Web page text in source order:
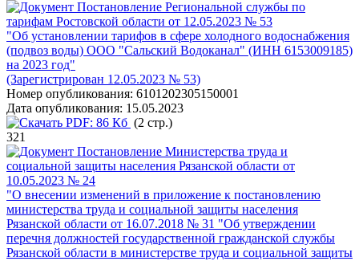
Постановление Региональной службы по
тарифам Ростовской области от 12.05.2023 № 53
"Об установлении тарифов в сфере холодного водоснабжения
(подвоз воды) ООО "Сальский Водоканал" (ИНН 6153009185)
на 2023 год"
(Зарегистрирован 12.05.2023 № 53)
Номер опубликования: 6101202305150001
Дата опубликования: 15.05.2023
PDF: 86 Кб (2 стр.)
321
Постановление Министерства труда и
социальной защиты населения Рязанской области от
10.05.2023 № 24
"О внесении изменений в приложение к постановлению
министерства труда и социальной защиты населения
Рязанской области от 16.07.2018 № 31 "Об утверждении
перечня должностей государственной гражданской службы
Рязанской области в министерстве труда и социальной защиты